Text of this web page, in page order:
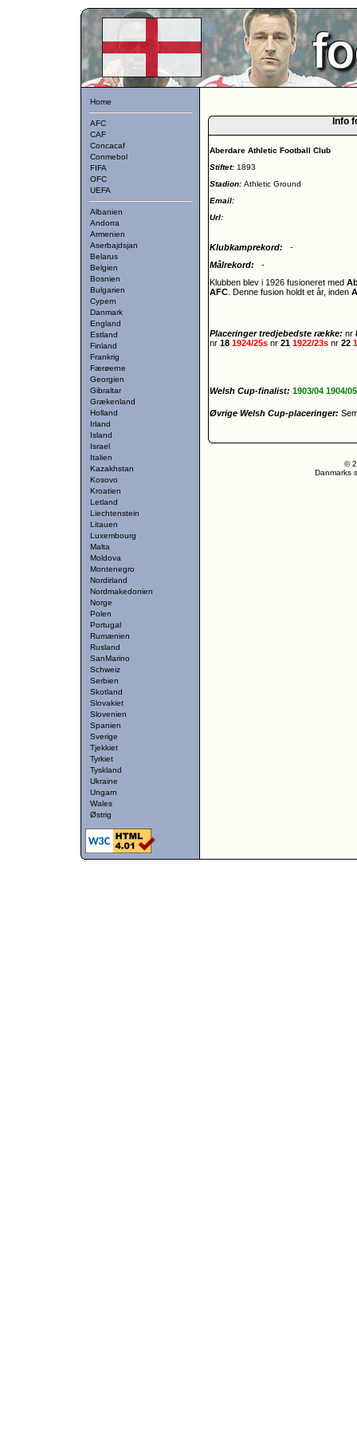
Home
AFC
CAF
Concacaf
Conmebol
FIFA
OFC
UEFA
Albanien
Andorra
Armenien
Aserbajdsjan
Belarus
Belgien
Bosnien
Bulgarien
Cypern
Danmark
England
Estland
Finland
Frankrig
Færøerne
Georgien
Gibraltar
Grækenland
Holland
Irland
Island
Israel
Italien
Kazakhstan
Kosovo
Kroatien
Letland
Liechtenstein
Litauen
Luxembourg
Malta
Moldova
Montenegro
Nordirland
Nordmakedonien
Norge
Polen
Portugal
Rumænien
Rusland
SanMarino
Schweiz
Serbien
Skotland
Slovakiet
Slovenien
Spanien
Sverige
Tjekkiet
Tyrkiet
Tyskland
Ukraine
Ungarn
Wales
Østrig
Info
Aberdare Athletic Football Club
Stiftet: 1893
Stadion: Athletic Ground
Email:
Url:
Klubkamprekord:
-
Målrekord:
-
Klubben blev i 1926 fusioneret med
AFC . Denne fusion holdt et år, inden
Placeringer tredjebedste række: nr
nr 18 1924/25s nr 21 1922/23s nr 22
Welsh Cup-finalist: 1903/04 1904/
Øvrige Welsh Cup-placeringer:
©
Danmarks